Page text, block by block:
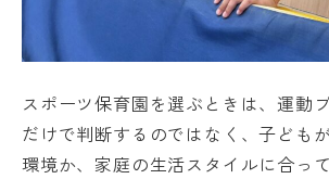
スポーツ保育園を選ぶときは、運動
だけで判断するのではなく、子ども
環境か、家庭の生活スタイルに合っ